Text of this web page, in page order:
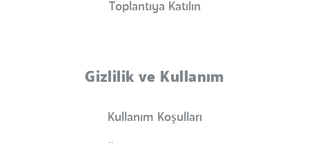
Toplantıya Katılın
Gizlilik ve Kullanım
Kullanım Koşulları